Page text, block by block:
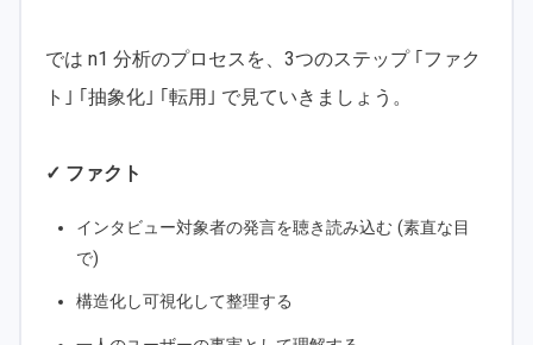
では n1 分析のプロセスを、3つのステップ ｢ファク
ト｣ ｢抽象化｣ ｢転用｣ で見ていきましょう。
✓ ファクト
インタビュー対象者の発言を聴き読み込む (素直な目
で)
構造化し可視化して整理する